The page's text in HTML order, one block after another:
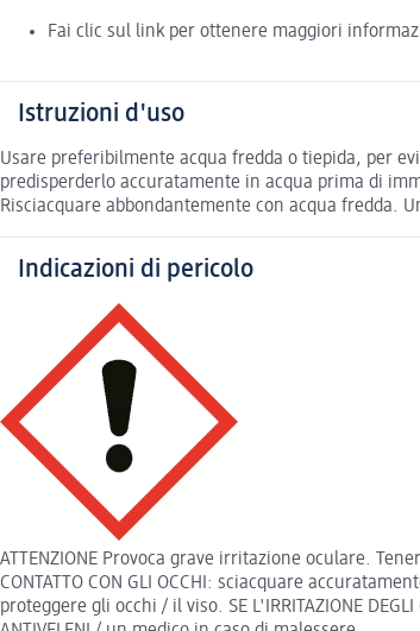
Fai clic sul link per ottenere maggiori
Istruzioni d'uso
Usare preferibilmente acqua fredda o tiepida, per
predisperderlo accuratamente in acqua prima di
Risciacquare abbondantemente con acqua fredda.
Indicazioni di pericolo
ATTENZIONE Provoca grave irritazione oculare.
CONTATTO CON GLI OCCHI: sciacquare
proteggere gli occhi / il viso. SE L'IRRITAZIONE